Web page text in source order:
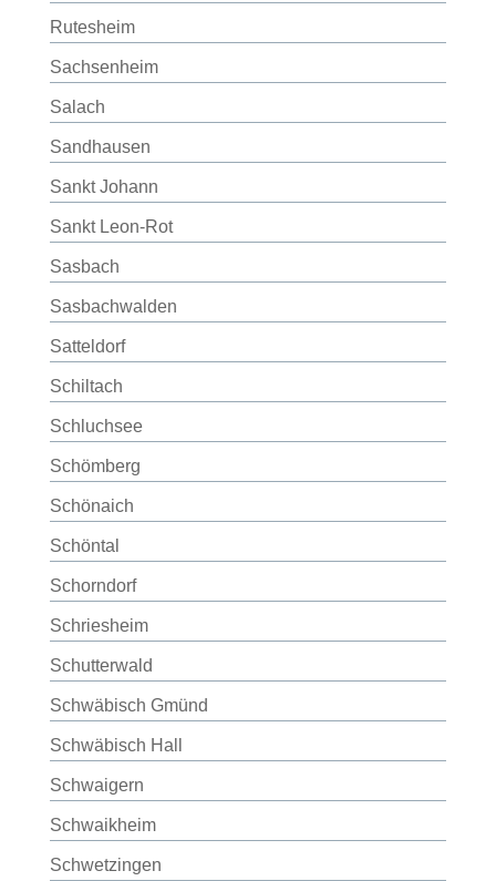
Rutesheim
Sachsenheim
Salach
Sandhausen
Sankt Johann
Sankt Leon-Rot
Sasbach
Sasbachwalden
Satteldorf
Schiltach
Schluchsee
Schömberg
Schönaich
Schöntal
Schorndorf
Schriesheim
Schutterwald
Schwäbisch Gmünd
Schwäbisch Hall
Schwaigern
Schwaikheim
Schwetzingen